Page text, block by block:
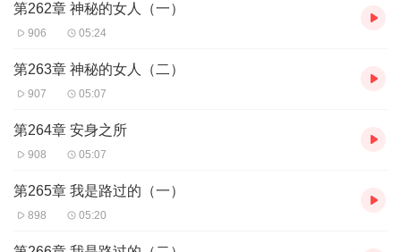
第262章 神秘的女人（一）
906 05:24
第263章 神秘的女人（二）
907 05:07
第264章 安身之所
908 05:07
第265章 我是路过的（一）
898 05:20